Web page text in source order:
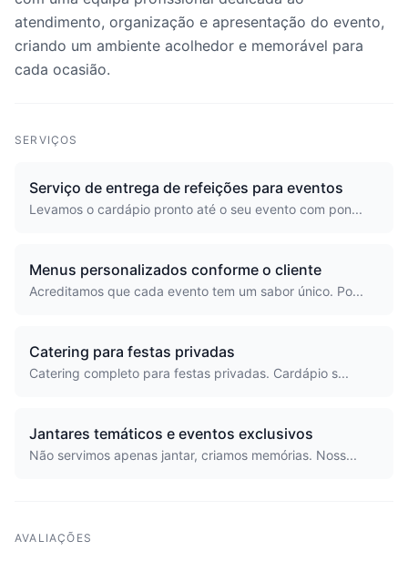
atendimento, organização e apresentação do evento,
criando um ambiente acolhedor e memorável para
cada ocasião.
SERVIÇOS
Serviço de entrega de refeições para eventos
Levamos o cardápio pronto até o seu evento com pon...
Menus personalizados conforme o cliente
Acreditamos que cada evento tem um sabor único. Po...
Catering para festas privadas
Catering completo para festas privadas. Cardápio s...
Jantares temáticos e eventos exclusivos
Não servimos apenas jantar, criamos memórias. Noss...
AVALIAÇÕES